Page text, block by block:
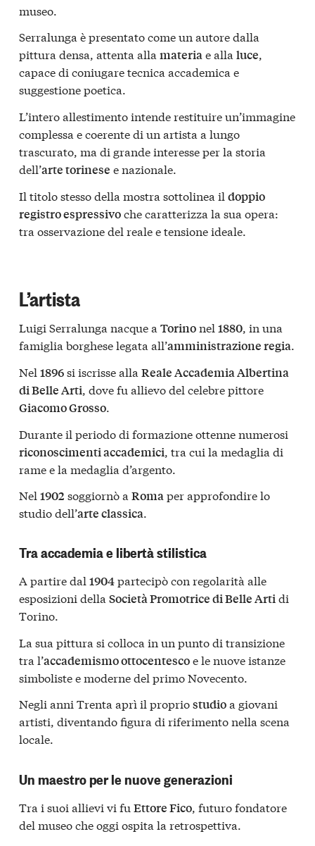
museo.
Serralunga è presentato come un autore dalla
pittura densa, attenta alla materiae alla luce,
capace di coniugare tecnica accademica e
suggestione poetica.
L’intero allestimento intende restituire un’immagine
complessa e coerente di un artista a lungo
trascurato, ma di grande interesse per la storia
dell’arte torinese e nazionale.
Il titolo stesso della mostra sottolinea il doppio
registro espressivoche caratterizza la sua opera:
tra osservazione del reale e tensione ideale.
L’artista
Luigi Serralunga nacque a Torinonel 1880, in una
famiglia borghese legata all’amministrazione regia.
Nel 1896si iscrisse alla Reale Accademia Albertina
di Belle Arti, dove fu allievo del celebre pittore
Giacomo Grosso.
Durante il periodo di formazione ottenne numerosi
riconoscimenti accademici , tra cui la medaglia di
rame e la medaglia d’argento.
Nel 1902 soggiornò a Romaper approfondire lo
studio dell’arte classica.
Tra accademia e libertà stilistica
A partire dal 1904partecipò con regolarità alle
esposizioni della Società Promotrice di Belle Artidi
Torino.
La sua pittura si colloca in un punto di transizione
tra l’accademismo ottocentescoe le nuove istanze
simboliste e moderne del primo Novecento.
Negli anni Trenta aprì il propriostudioa giovani
artisti, diventando figura di riferimento nella scena
locale.
Un maestro per le nuove generazioni
Tra i suoi allievi vi fu Ettore Fico, futuro fondatore
del museo che oggi ospita la retrospettiva.